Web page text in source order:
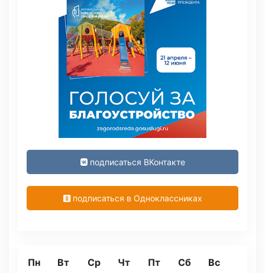
подписаться ВКонтакте
подписаться в Одноклассниках
Пн Вт Ср Чт Пт Сб Вс